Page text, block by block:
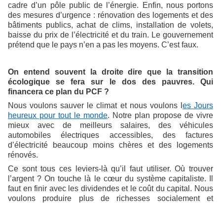
cadre d’un pôle public de l’énergie. Enfin, nous portons
des mesures d’urgence : rénovation des logements et des
bâtiments publics, achat de clims, installation de volets,
baisse du prix de l’électricité et du train. Le gouvernement
prétend que le pays n’en a pas les moyens. C’est faux.
On entend souvent la droite dire que la transition
écologique se fera sur le dos des pauvres. Qui
financera ce plan du PCF ?
Nous voulons sauver le climat et nous voulons l es Jours
heureux pour tout le monde. Notre plan propose de vivre
mieux avec de meilleurs salaires, des véhicules
automobiles électriques accessibles, des factures
d’électricité beaucoup moins chères et des logements
rénovés.
Ce sont tous ces leviers-là qu’il faut utiliser. Où trouver
l’argent ? On touche là le cœur du système capitaliste. Il
faut en finir avec les dividendes et le coût du capital. Nous
voulons produire plus de richesses socialement et